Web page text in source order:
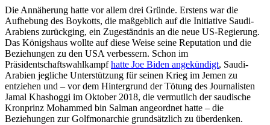
Die Annäherung hatte vor allem drei Grün­de. Erstens war die
Aufhebung des Boy­kotts, die maßgeblich auf die Initiative Saudi-
Arabiens zurückging, ein Zugeständnis an die neue US-Regierung.
Das Königshaus wollte auf diese Weise seine Reputa­tion und die
Beziehungen zu den USA ver­bessern. Schon im
Präsidentschaftswahl­kampfhatte Joe Biden angekündigt, Saudi-
Arabien jegliche Unterstützung für seinen Krieg im Jemen zu
entziehen und – vor dem Hintergrund der Tötung des Journalisten
Jamal Khashoggi im Oktober 2018, die vermutlich der saudische
Kronprinz Moham­med bin Salman angeordnet hatte – die
Beziehungen zur Golfmonarchie grundsätzlich zu überdenken.